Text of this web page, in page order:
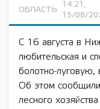
ОБЛАСТЬ
14:21,
15/08/
С 16 августа в
любительская и
болотно-
Об этом сообщили
лесного